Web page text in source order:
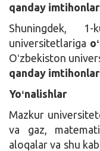
qanday
Shuningdek, 1-
universitetlariga
Oʻzbekiston
qanday
Yoʻnalishlar
Mazkur
va gaz,
aloqalar va shu